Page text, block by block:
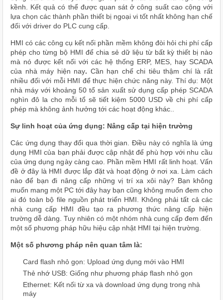
kềnh. Kết quả có thể được quan sát ở công suất cao cộng với
lựa chọn các thành phần thiết bị ngoại vi tốt nhất không hạn chế
đối với driver do PLC cung cấp.
HMI có các công cụ kết nối phần mềm không đòi hỏi chi phí cấp
phép cho từng bộ HMI để chia sẻ dữ liệu từ bất kỳ thiết bị nào
mà nó được kết nối với các hệ thống ERP, MES, hay SCADA
của nhà máy hiện nay. Cần hạn chế chi tiêu thậm chí là rất
nhiều đối với mỗi HMI để thực hiện chức năng này. Thí dụ: Một
nhà máy với khoảng 50 tổ sản xuất sử dụng cấp phép SCADA
nghìn đô la cho mỗi tổ sẽ tiết kiệm 5000 USD về chi phí cấp
phép mà không ảnh hưởng tới các hoạt động khác..
Sự linh hoạt của ứng dụng: Nâng cấp tại hiện trường
Các ứng dụng thay đổi qua thời gian. Điều này có nghĩa là ứng
dụng HMI của bạn phải được cập nhật để phù hợp với nhu cầu
của ứng dụng ngày càng cao. Phần mềm HMI rất linh hoạt. Vấn
đề ở đây là HMI được lắp đặt và hoạt động ở nơi xa. Làm cách
nào để bạn đi nâng cấp những vị trí xa xôi này? Bạn không
muốn mang một PC tới đây hay bạn cũng không muốn đem cho
ai đó toàn bộ file nguồn phát triển HMI. Không phải tất cả các
nhà cung cấp HMI đều tạo ra phương thức nâng cấp hiện
trường dễ dàng. Tuy nhiên có một nhóm nhà cung cấp đem đến
một số phương pháp hữu hiệu cập nhật HMI tại hiện trường.
Một số phương pháp nên quan tâm là:
Card flash nhỏ gọn: Upload ứng dụng mới vào HMI
Thẻ nhớ USB: Giống như phương pháp flash nhỏ gọn
Ethernet: Kết nối từ xa và download ứng dụng trong nhà
máy